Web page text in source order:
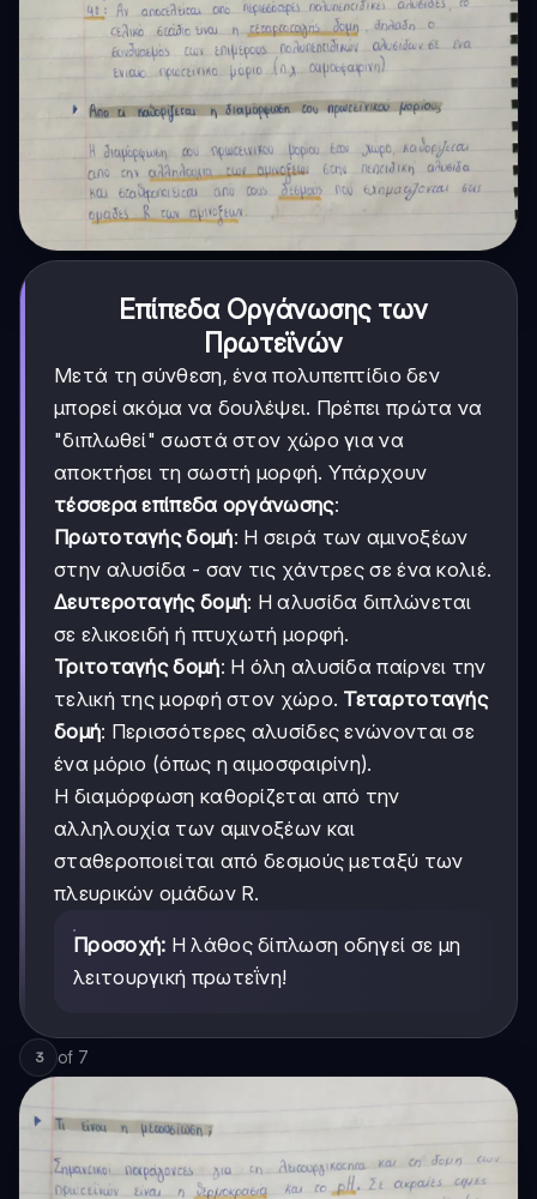
Επίπεδα Οργάνωσης των
Πρωτεϊνών
Μετά τη σύνθεση, ένα πολυπεπτίδιο δεν
μπορεί ακόμα να δουλέψει. Πρέπει πρώτα να
"διπλωθεί" σωστά στον χώρο για να
αποκτήσει τη σωστή μορφή. Υπάρχουν
τέσσερα επίπεδα οργάνωσης:
Πρωτοταγής δομή: Η σειρά των αμινοξέων
στην αλυσίδα - σαν τις χάντρες σε ένα κολιέ.
Δευτεροταγής δομή: Η αλυσίδα διπλώνεται
σε ελικοειδή ή πτυχωτή μορφή.
Τριτοταγής δομή: Η όλη αλυσίδα παίρνει την
τελική της μορφή στον χώρο. Τεταρτοταγής
δομή: Περισσότερες αλυσίδες ενώνονται σε
ένα μόριο (όπως η αιμοσφαιρίνη).
Η διαμόρφωση καθορίζεται από την
αλληλουχία των αμινοξέων και
σταθεροποιείται από δεσμούς μεταξύ των
πλευρικών ομάδων R.
Προσοχή: Η λάθος δίπλωση οδηγεί σε μη
λειτουργική πρωτεΐνη!
3 of 7